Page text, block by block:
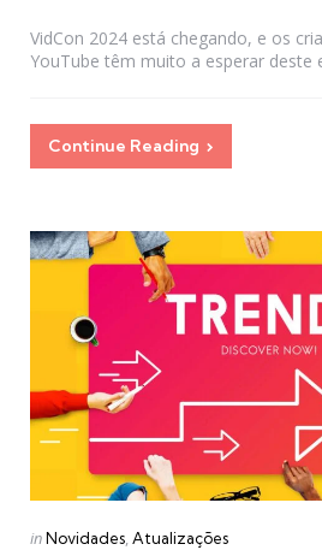
VidCon 2024 está chegando, e os
YouTube têm muito a esperar deste
Continue Reading
Categories
Posted
inNovidades Atualizações